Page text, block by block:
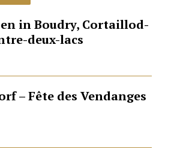
in Boudry, Cortaillod-
deux-lacs
– Fête des Vendanges